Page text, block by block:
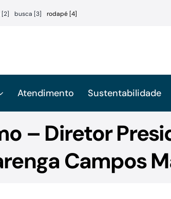
[2] busca [3] rodapé [4]
Atendimento Sustentabilidade
– Diretor
Campos